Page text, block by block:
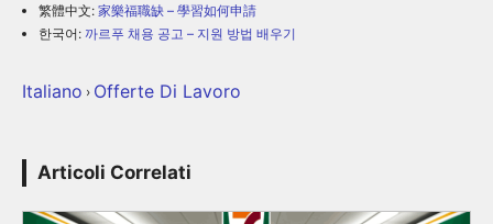
繁體中文: 家樂福職缺 – 學習如何申請
한국어: 까르푸 채용 공고 – 지원 방법 배우기
Italiano › Offerte Di Lavoro
Articoli Correlati